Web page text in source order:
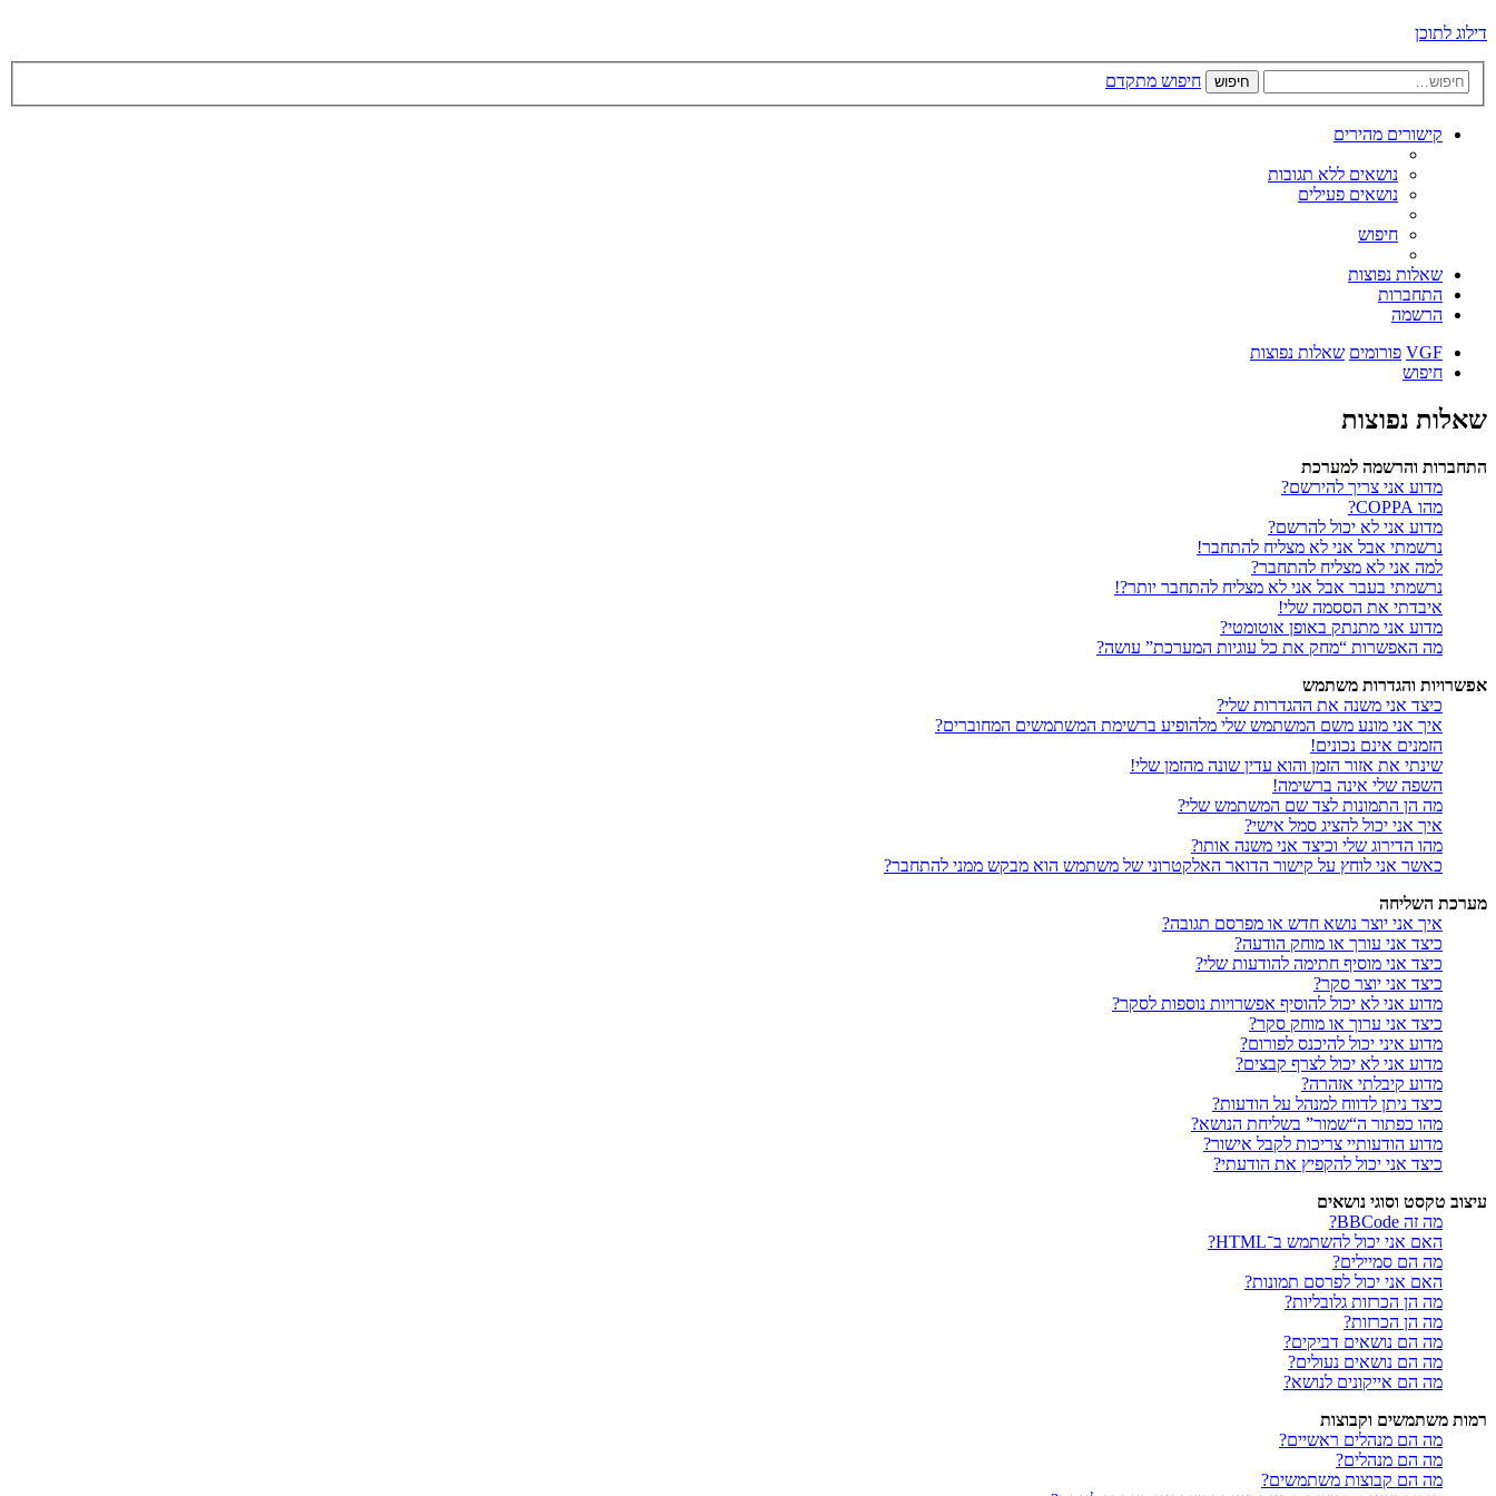
דילוג לתוכן
חיפוש חיפוש מתקדם
קישורים מהירים
נושאים ללא תגובות
נושאים פעילים
חיפוש
שאלות נפוצות
התחברות
הרשמה
VGF פורומים שאלות נפוצות
חיפוש
שאלות נפוצות
התחברות והרשמה למערכת
מדוע אני צריך להירשם?
מהו COPPA?
מדוע אני לא יכול להרשם?
נרשמתי אבל אני לא מצליח להתחבר!
למה אני לא מצליח להתחבר?
נרשמתי בעבר אבל אני לא מצליח להתחבר יותר?!
איבדתי את הססמה שלי!
מדוע אני מתנתק באופן אוטומטי?
מה האפשרות “מחק את כל עוגיות המערכת” עושה?
אפשרויות והגדרות משתמש
כיצד אני משנה את ההגדרות שלי?
איך אני מונע משם המשתמש שלי מלהופיע ברשימת המשתמשים המחוברים?
הזמנים אינם נכונים!
שינתי את אזור הזמן והוא עדין שונה מהזמן שלי!
השפה שלי אינה ברשימה!
מה הן התמונות לצד שם המשתמש שלי?
איך אני יכול להציג סמל אישי?
מהו הדירוג שלי וכיצד אני משנה אותו?
כאשר אני לוחץ על קישור הדואר האלקטרוני של משתמש הוא מבקש ממני להתחבר?
מערכת השליחה
איך אני יוצר נושא חדש או מפרסם תגובה?
כיצד אני עורך או מוחק הודעה?
כיצד אני מוסיף חתימה להודעות שלי?
כיצד אני יוצר סקר?
מדוע אני לא יכול להוסיף אפשרויות נוספות לסקר?
כיצד אני ערוך או מוחק סקר?
מדוע איני יכול להיכנס לפורום?
מדוע אני לא יכול לצרף קבצים?
מדוע קיבלתי אזהרה?
כיצד ניתן לדווח למנהל על הודעות?
מהו כפתור ה“שמור” בשליחת הנושא?
מדוע הודעותיי צריכות לקבל אישור?
כיצד אני יכול להקפיץ את הודעתי?
עיצוב טקסט וסוגי נושאים
מה זה BBCode?
האם אני יכול להשתמש ב־HTML?
מה הם סמיילים?
האם אני יכול לפרסם תמונות?
מה הן הכרזות גלובליות?
מה הן הכרזות?
מה הם נושאים דביקים?
מה הם נושאים נעולים?
מה הם אייקונים לנושא?
רמות משתמשים וקבוצות
מה הם מנהלים ראשיים?
מה הם מנהלים?
מה הם קבוצות משתמשים?